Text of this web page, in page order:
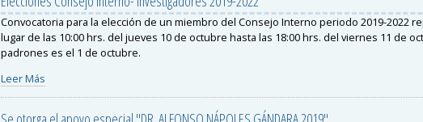
Convocatoria para la elección de un miembro del Consejo Interno periodo 2019-2022
lugar de las 10:00 hrs. del jueves 10 de octubre hasta las 18:00 hrs. del viernes 11 de
padrones es el 1 de octubre.
Leer Más